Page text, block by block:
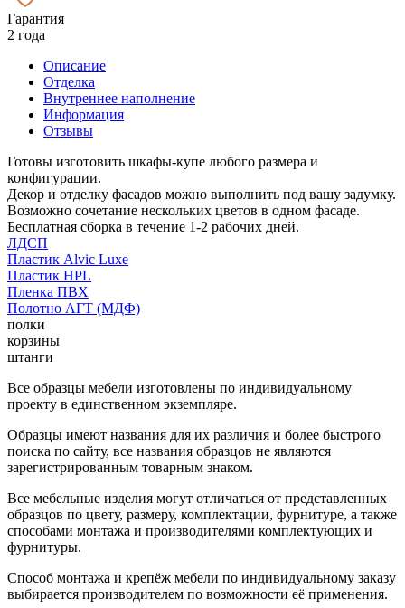
Гарантия
2 года
Описание
Отделка
Внутреннее наполнение
Информация
Отзывы
Готовы изготовить шкафы-купе любого размера и
конфигурации.
Декор и отделку фасадов можно выполнить под вашу задумку.
Возможно сочетание нескольких цветов в одном фасаде.
Бесплатная сборка в течение 1-2 рабочих дней.
ЛДСП
Пластик Alvic Luxe
Пластик HPL
Пленка ПВХ
Полотно АГТ (МДФ)
полки
корзины
штанги
Все образцы мебели изготовлены по индивидуальному
проекту в единственном экземпляре.
Образцы имеют названия для их различия и более быстрого
поиска по сайту, все названия образцов не являются
зарегистрированным товарным знаком.
Все мебельные изделия могут отличаться от представленных
образцов по цвету, размеру, комплектации, фурнитуре, а также
способами монтажа и производителями комплектующих и
фурнитуры.
Способ монтажа и крепёж мебели по индивидуальному заказу
выбирается производителем по возможности её применения.